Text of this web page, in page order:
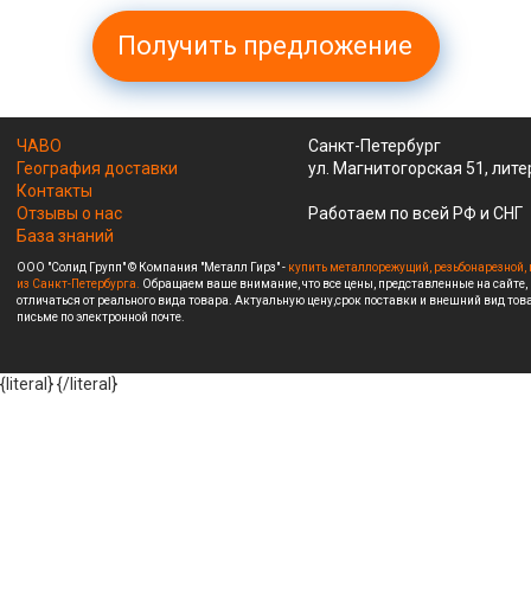
Получить предложение
ЧАВО
География доставки
Контакты
Отзывы о нас
База знаний
Санкт-Петербург
ул. Магнитогорская 51,
Работаем по всей РФ и СНГ
ООО "Солид Групп" © Компания "Металл Гирз" - купить металлорежущий,
из Санкт-Петербурга. Обращаем ваше внимание, что все цены, представленные на
отличаться от реального вида товара. Актуальную цену,срок поставки и внешний вид
письме по электронной почте.
{literal}{/literal}